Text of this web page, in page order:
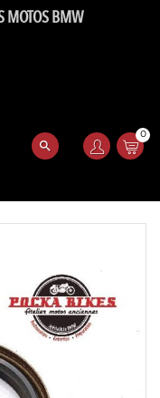
MOTOS BMW
0